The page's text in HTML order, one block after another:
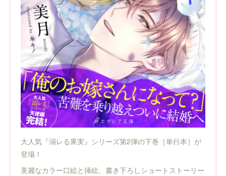
大人気『溺レる果実』シリーズ第2弾の下巻［単行本］が
登場！
美麗なカラー口絵と挿絵、書き下ろしショートストーリー